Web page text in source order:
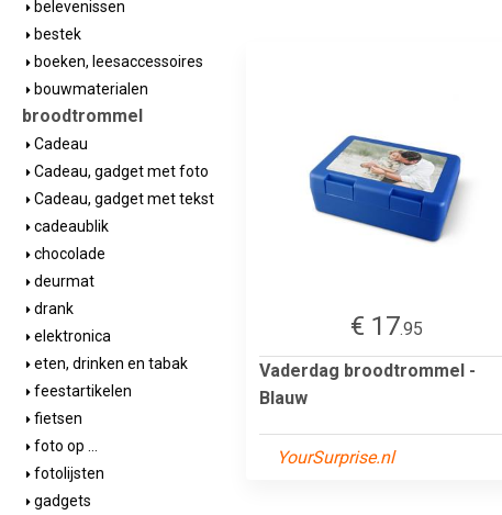
belevenissen
bestek
boeken, leesaccessoires
bouwmaterialen
broodtrommel
Cadeau
Cadeau, gadget met foto
Cadeau, gadget met tekst
cadeaublik
chocolade
deurmat
drank
elektronica
eten, drinken en tabak
feestartikelen
fietsen
foto op ...
fotolijsten
gadgets
€ 17.95
Vaderdag broodtrommel -
Blauw
YourSurprise.nl